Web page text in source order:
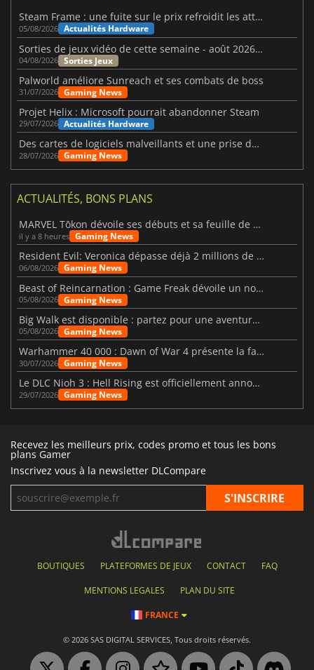
Steam Frame : une fuite sur le prix refroidit les attentes VR
05/08/2026 Actualités Hardware
Sorties de jeux vidéo de cette semaine - août 2026 (semaine 32)
04/08/2026 Sorties Jeux
Palworld améliore Sunreach et ses combats de boss
31/07/2026 Gaming News
Projet Helix : Microsoft pourrait abandonner Steam
29/07/2026 Actualités Hardware
Des cartes de logiciels malveillants et une prise de contrôle de Discord ont touché Meccha Chameleon
28/07/2026 Gaming News
ACTUALITÉS, BONS PLANS
MARVEL Tōkon dévoile ses débuts et sa feuille de route
il y a 8 heures Gaming News
Resident Evil: Veronica dépasse déjà 2 millions de wishlists
06/08/2026 Gaming News
Beast of Reincarnation : Game Freak dévoile un nouveau pari
05/08/2026 Gaming News
Big Walk est disponible : partez pour une aventure entre amis
05/08/2026 Gaming News
Warhammer 40 000 : Dawn of War 4 présente la faction des Nécrons
30/07/2026 Gaming News
Le DLC Nioh 3 : Hell Rising est officiellement annoncé
29/07/2026 Gaming News
Recevez les meilleurs prix, codes promo et tous les bons
plans Gamer
Inscrivez vous à la newsletter DLCompare
BOUTIQUES PLATEFORMES DE JEUX CONTACT FAQ
MENTIONS LEGALES PLAN DU SITE
FRANCE
© 2026 SAS DIGITAL SERVICES, Tous droits réservés.